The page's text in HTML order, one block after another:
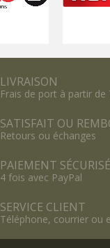
LIVRAISON
Frais de port à partir de
SATISFAIT OU
Retours ou échanges
PAIEMENT SÉCURISÉ
4 fois avec PayPal
SERVICE CLIENT
Téléphone, courrier ou